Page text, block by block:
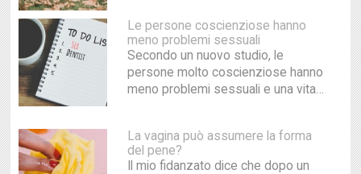
Le persone coscienziose hanno
meno problemi sessuali
Secondo un nuovo studio, le
persone molto coscienziose hanno
meno problemi sessuali e una vita…
La vagina può assumere la forma
del pene?
Il mio fidanzato dice che dopo un